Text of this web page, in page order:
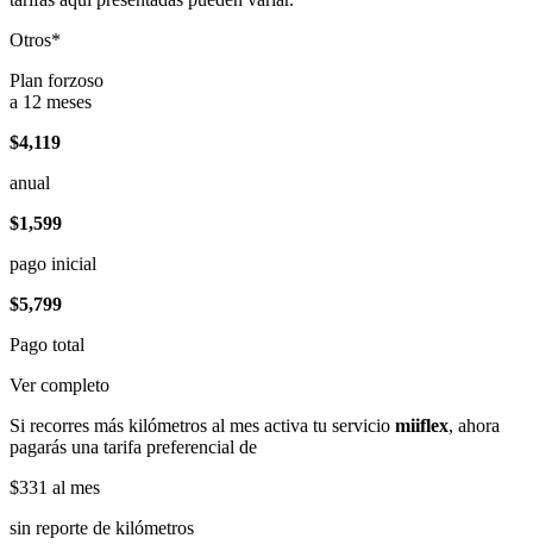
Otros*
Plan forzoso
a 12 meses
$4,119
anual
$1,599
pago inicial
$5,799
Pago total
Ver completo
Si recorres más kilómetros al mes activa tu servicio miiflex, ahora
pagarás una tarifa preferencial de
$331 al mes
sin reporte de kilómetros